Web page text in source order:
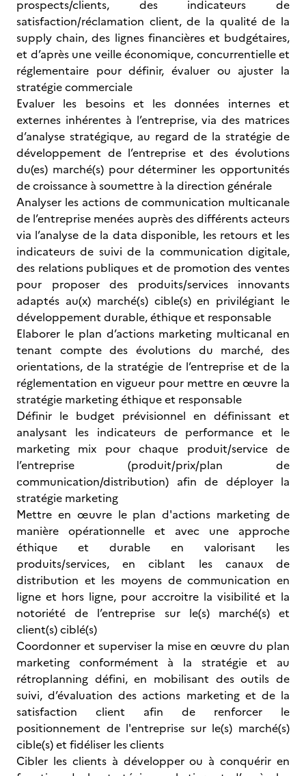
prospects/clients, des indicateurs de
satisfaction/réclamation client, de la qualité de la
supply chain, des lignes financières et budgétaires,
et d’après une veille économique, concurrentielle et
réglementaire pour définir, évaluer ou ajuster la
stratégie commerciale
Evaluer les besoins et les données internes et
externes inhérentes à l’entreprise, via des matrices
d’analyse stratégique, au regard de la stratégie de
développement de l’entreprise et des évolutions
du(es) marché(s) pour déterminer les opportunités
de croissance à soumettre à la direction générale
Analyser les actions de communication multicanale
de l’entreprise menées auprès des différents acteurs
via l’analyse de la data disponible, les retours et les
indicateurs de suivi de la communication digitale,
des relations publiques et de promotion des ventes
pour proposer des produits/services innovants
adaptés au(x) marché(s) cible(s) en privilégiant le
développement durable, éthique et responsable
Elaborer le plan d’actions marketing multicanal en
tenant compte des évolutions du marché, des
orientations, de la stratégie de l’entreprise et de la
réglementation en vigueur pour mettre en œuvre la
stratégie marketing éthique et responsable
Définir le budget prévisionnel en définissant et
analysant les indicateurs de performance et le
marketing mix pour chaque produit/service de
l’entreprise (produit/prix/plan de
communication/distribution) afin de déployer la
stratégie marketing
Mettre en œuvre le plan d'actions marketing de
manière opérationnelle et avec une approche
éthique et durable en valorisant les
produits/services, en ciblant les canaux de
distribution et les moyens de communication en
ligne et hors ligne, pour accroitre la visibilité et la
notoriété de l’entreprise sur le(s) marché(s) et
client(s) ciblé(s)
Coordonner et superviser la mise en œuvre du plan
marketing conformément à la stratégie et au
rétroplanning défini, en mobilisant des outils de
suivi, d’évaluation des actions marketing et de la
satisfaction client afin de renforcer le
positionnement de l'entreprise sur le(s) marché(s)
cible(s) et fidéliser les clients
Cibler les clients à développer ou à conquérir en